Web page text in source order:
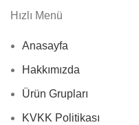
Hızlı Menü
Anasayfa
Hakkımızda
Ürün Grupları
KVKK Politikası